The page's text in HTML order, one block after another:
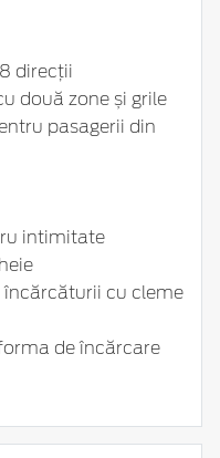
direcții
două zone și grile
pasagerii din
intimitate
încărcăturii cu cleme
de încărcare